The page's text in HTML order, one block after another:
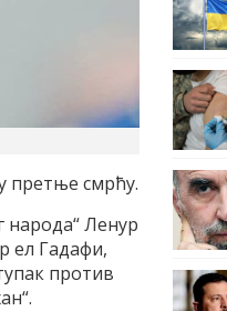
претње смрћу.
народа“ Ленур
ел Гадафи,
против